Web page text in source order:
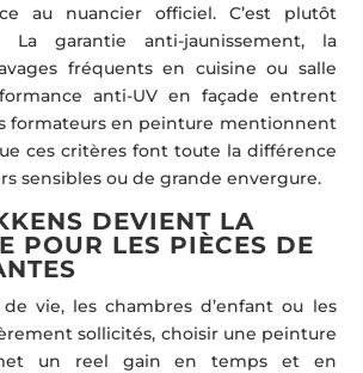
au nuancier officiel. C’est plutôt
La garantie anti-jaunissement, la
fréquents en cuisine ou salle
anti-UV en façade entrent
formateurs en peinture mentionnent
ces critères font toute la différence
sensibles ou de grande envergure.
DEVIENT LA
POUR LES PIÈCES DE
vie, les chambres d’enfant ou les
sollicités, choisir une peinture
un reel gain en temps et en